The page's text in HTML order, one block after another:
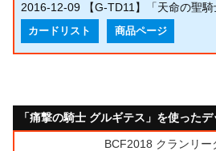
2016-12-09 【G-TD11】「天命の聖騎
カードリスト 商品ページ
「痛撃の騎士 グルギテス」を使った
BCF2018 クランリ